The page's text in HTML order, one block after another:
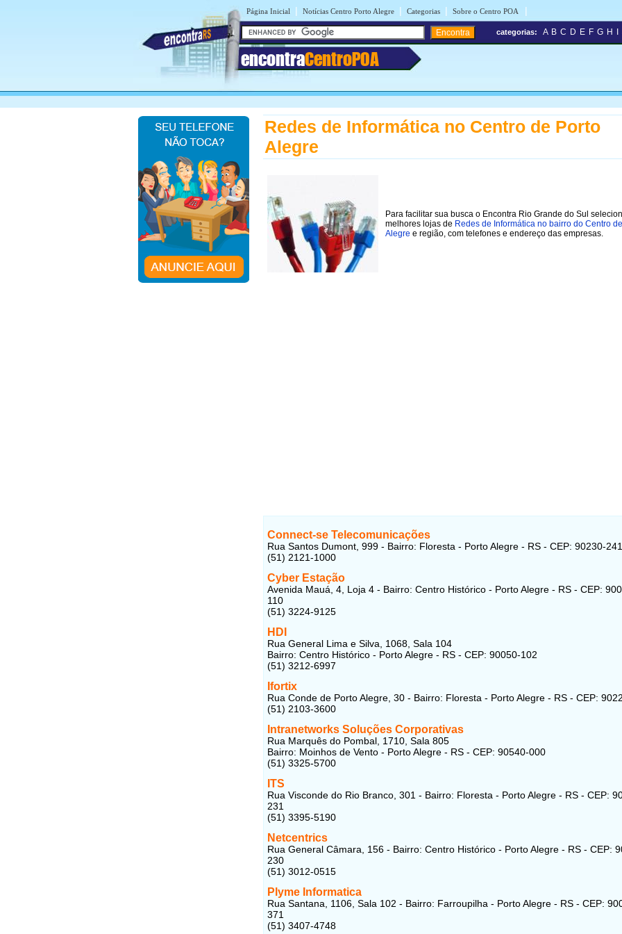
Página Inicial | Notícias Centro Porto Alegre | Categorias | Sobre o Centro POA |
encontraCentroPOA
categorias: A B C D E F G H
Redes de Informática no Centro de Porto
Alegre
Para facilitar sua busca o Encontra Rio Grande do Sul
melhores lojas de Redes de Informática no bairro do Centro
Alegre e região, com telefones e endereço das empresas.
Connect-se Telecomunicações
Rua Santos Dumont, 999 - Bairro: Floresta - Porto Alegre - RS - CEP: 90230-241
(51) 2121-1000
Cyber Estação
Avenida Mauá, 4, Loja 4 - Bairro: Centro Histórico - Porto Alegre - RS - CEP:
110
(51) 3224-9125
HDI
Rua General Lima e Silva, 1068, Sala 104
Bairro: Centro Histórico - Porto Alegre - RS - CEP: 90050-102
(51) 3212-6997
Ifortix
Rua Conde de Porto Alegre, 30 - Bairro: Floresta - Porto Alegre - RS - CEP:
(51) 2103-3600
Intranetworks Soluções Corporativas
Rua Marquês do Pombal, 1710, Sala 805
Bairro: Moinhos de Vento - Porto Alegre - RS - CEP: 90540-000
(51) 3325-5700
ITS
Rua Visconde do Rio Branco, 301 - Bairro: Floresta - Porto Alegre - RS - CEP:
231
(51) 3395-5190
Netcentrics
Rua General Câmara, 156 - Bairro: Centro Histórico - Porto Alegre - RS - CEP:
230
(51) 3012-0515
Plyme Informatica
Rua Santana, 1106, Sala 102 - Bairro: Farroupilha - Porto Alegre - RS - CEP:
371
(51) 3407-4748